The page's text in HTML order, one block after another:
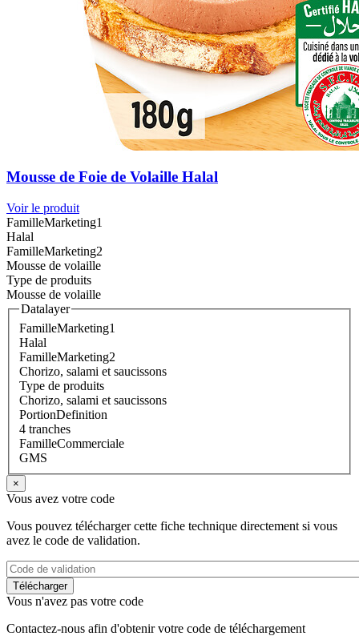
Mousse de Foie de Volaille Halal
Voir le produit
FamilleMarketing1
Halal
FamilleMarketing2
Mousse de volaille
Type de produits
Mousse de volaille
Datalayer
FamilleMarketing1
Halal
FamilleMarketing2
Chorizo, salami et saucissons
Type de produits
Chorizo, salami et saucissons
PortionDefinition
4 tranches
FamilleCommerciale
GMS
×
Vous avez votre code
Vous pouvez télécharger cette fiche technique directement si vous
avez le code de validation.
Vous n'avez pas votre code
Contactez-nous afin d'obtenir votre code de téléchargement